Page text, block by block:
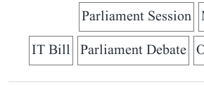
Parliament Session
Parliament Debate
IT Bill